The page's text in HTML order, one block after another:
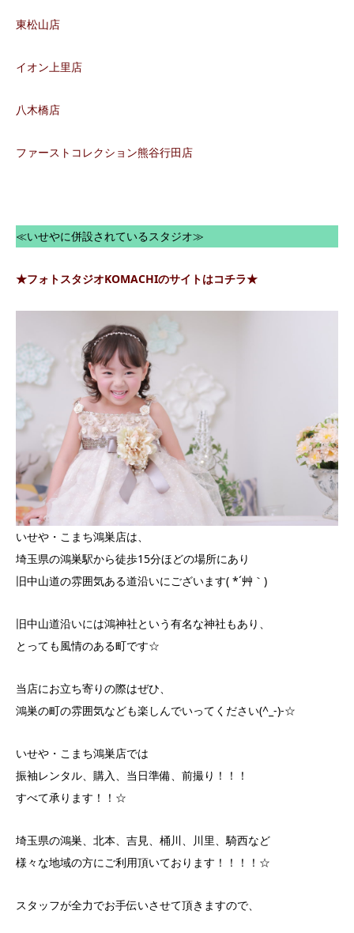
東松山店
イオン上里店
八木橋店
ファーストコレクション熊谷行田店
≪いせやに併設されているスタジオ≫
★フォトスタジオKOMACHIのサイトはコチラ★
いせや・こまち鴻巣店は、
埼玉県の鴻巣駅から徒歩15分ほどの場所にあり
旧中山道の雰囲気ある道沿いにございます( *´艸｀)
旧中山道沿いには鴻神社という有名な神社もあり、
とっても風情のある町です☆
当店にお立ち寄りの際はぜひ、
鴻巣の町の雰囲気なども楽しんでいってください(^_-)-☆
いせや・こまち鴻巣店では
振袖レンタル、購入、当日準備、前撮り！！！
すべて承ります！！☆
埼玉県の鴻巣、北本、吉見、桶川、川里、騎西など
様々な地域の方にご利用頂いております！！！！☆
スタッフが全力でお手伝いさせて頂きますので、